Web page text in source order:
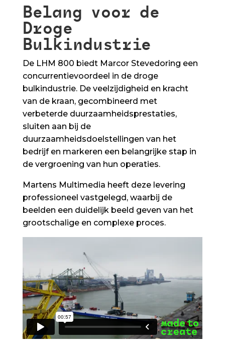
Belang voor de
Droge
Bulkindustrie
De LHM 800 biedt Marcor Stevedoring een
concurrentievoordeel in de droge
bulkindustrie. De veelzijdigheid en kracht
van de kraan, gecombineerd met
verbeterde duurzaamheidsprestaties,
sluiten aan bij de
duurzaamheidsdoelstellingen van het
bedrijf en markeren een belangrijke stap in
de vergroening van hun operaties.
Martens Multimedia heeft deze levering
professioneel vastgelegd, waarbij de
beelden een duidelijk beeld geven van het
grootschalige en complexe proces.